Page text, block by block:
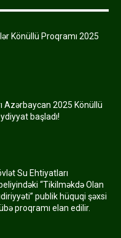
Könüllü Proqramı 2025
Azərbaycan 2025 Könüllü
başladı!
Su Ehtiyatları
“Tikilməkdə Olan
publik hüquqi şəxsi
proqramı elan edilir.